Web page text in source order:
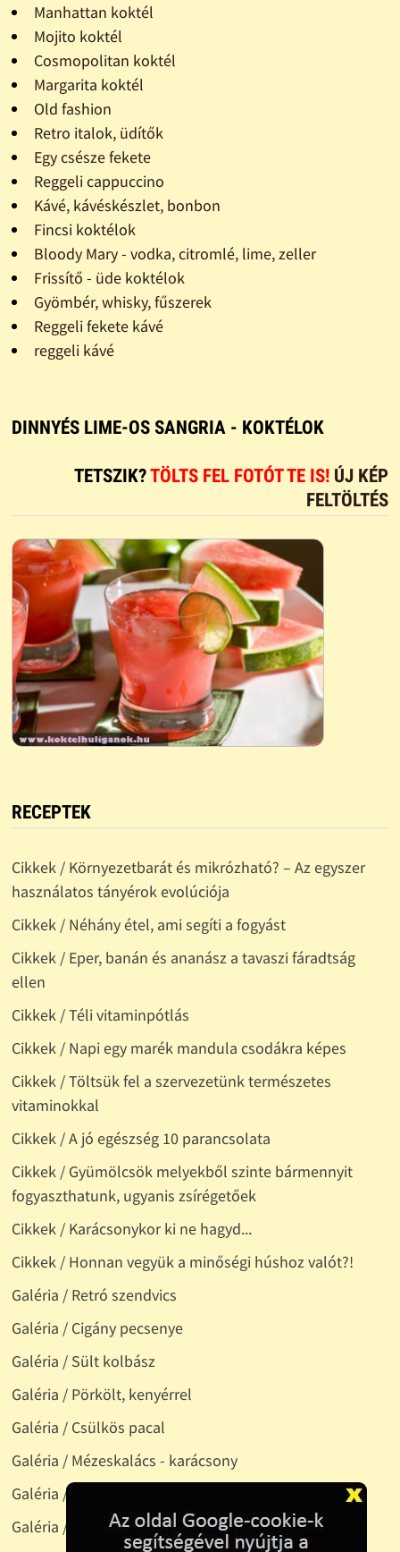
Manhattan koktél
Mojito koktél
Cosmopolitan koktél
Margarita koktél
Old fashion
Retro italok, üdítők
Egy csésze fekete
Reggeli cappuccino
Kávé, kávéskészlet, bonbon
Fincsi koktélok
Bloody Mary - vodka, citromlé, lime, zeller
Frissítő - üde koktélok
Gyömbér, whisky, fűszerek
Reggeli fekete kávé
reggeli kávé
DINNYÉS LIME-OS SANGRIA - KOKTÉLOK
TETSZIK?TÖLTS FEL FOTÓT TE IS! ÚJ KÉP
FELTÖLTÉS
RECEPTEK
Cikkek / Környezetbarát és mikrózható? – Az egyszer
használatos tányérok evolúciója
Cikkek / Néhány étel, ami segíti a fogyást
Cikkek / Eper, banán és ananász a tavaszi fáradtság
ellen
Cikkek / Téli vitaminpótlás
Cikkek / Napi egy marék mandula csodákra képes
Cikkek / Töltsük fel a szervezetünk természetes
vitaminokkal
Cikkek / A jó egészség 10 parancsolata
Cikkek / Gyümölcsök melyekből szinte bármennyit
fogyaszthatunk, ugyanis zsírégetőek
Cikkek / Karácsonykor ki ne hagyd...
Cikkek / Honnan vegyük a minőségi húshoz valót?!
Galéria / Retró szendvics
Galéria / Cigány pecsenye
Galéria / Sült kolbász
Galéria / Pörkölt, kenyérrel
Galéria / Csülkös pacal
Galéria / Mézeskalács - karácsony
Galéria / Lépes méz
Galéria / Túrógombóc